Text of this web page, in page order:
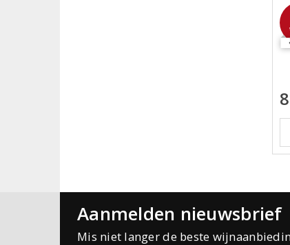
Aanmelden nieuwsbrief
Mis niet langer de beste